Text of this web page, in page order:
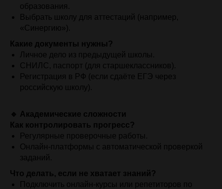
образования.
Выбрать школу для аттестаций (например,
«Синергию»).
Какие документы нужны?
Личное дело из предыдущей школы.
СНИЛС, паспорт (для старшеклассников).
Регистрация в РФ (если сдаёте ЕГЭ через
российскую школу).
🔹 Академические сложности
Как контролировать прогресс?
Регулярные проверочные работы.
Онлайн-платформы с автоматической проверкой
заданий.
Что делать, если не хватает знаний?
Подключить онлайн-курсы или репетиторов по